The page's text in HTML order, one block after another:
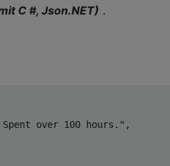
C #, Json.NET) .
over 100 hours." ,